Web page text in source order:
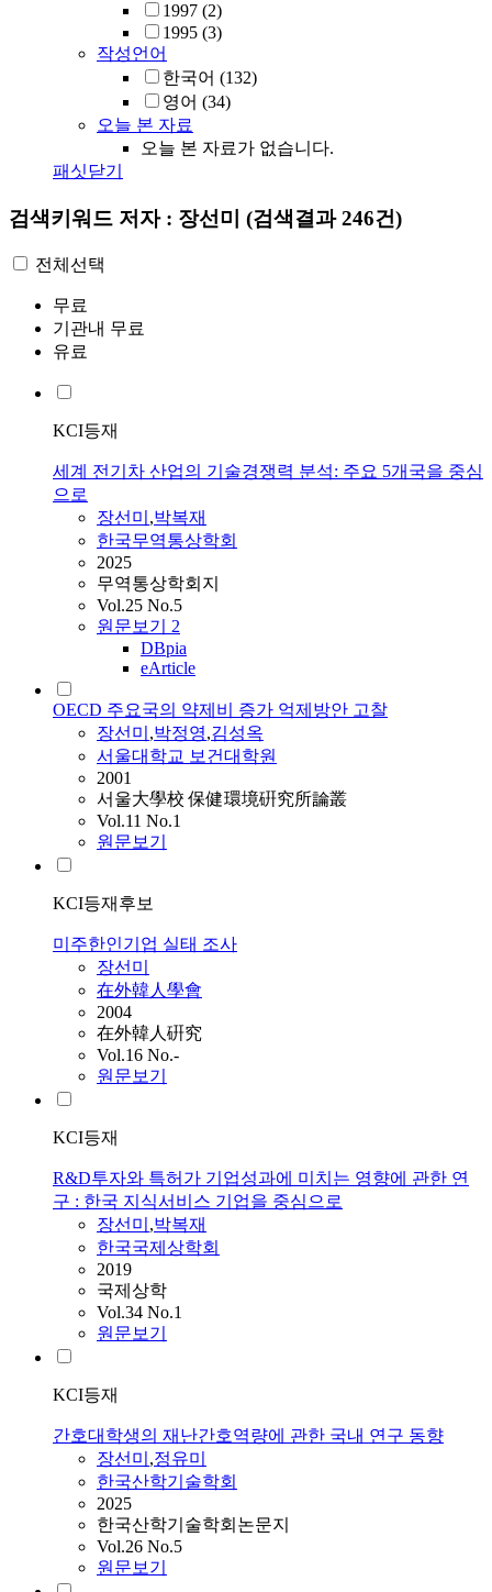
1997 (2)
1995 (3)
작성언어
한국어 (132)
영어 (34)
오늘 본 자료
오늘 본 자료가 없습니다.
패싯닫기
검색키워드 저자 : 장선미 (검색결과 246건)
전체선택
무료
기관내 무료
유료
KCI등재
세계 전기차 산업의 기술경쟁력 분석: 주요 5개국을 중심
으로
장선미 ,박복재
한국무역통상학회
2025
무역통상학회지
Vol.25 No.5
원문보기 2
DBpia
eArticle
OECD 주요국의 약제비 증가 억제방안 고찰
장선미 ,박정영,김성옥
서울대학교 보건대학원
2001
서울大學校 保健環境硏究所論叢
Vol.11 No.1
원문보기
KCI등재후보
미주한인기업 실태 조사
장선미
在外韓人學會
2004
在外韓人硏究
Vol.16 No.-
원문보기
KCI등재
R&D투자와 특허가 기업성과에 미치는 영향에 관한 연
구 : 한국 지식서비스 기업을 중심으로
장선미 ,박복재
한국국제상학회
2019
국제상학
Vol.34 No.1
원문보기
KCI등재
간호대학생의 재난간호역량에 관한 국내 연구 동향
장선미 ,정유미
한국산학기술학회
2025
한국산학기술학회논문지
Vol.26 No.5
원문보기